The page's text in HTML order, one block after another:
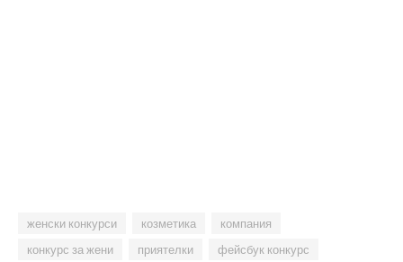
женски конкурси козметика
компания
конкурс за жени
приятелки фейсбук конкурс